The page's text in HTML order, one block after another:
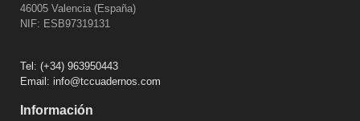
46005 Valencia (España)
NIF: ESB97319131
Tel: (+34) 963950443
Email: info@tccuadernos.com
Información